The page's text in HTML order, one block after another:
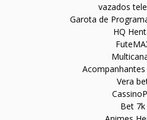
vazados
Garota de
HQ
Vera
Bet 7k